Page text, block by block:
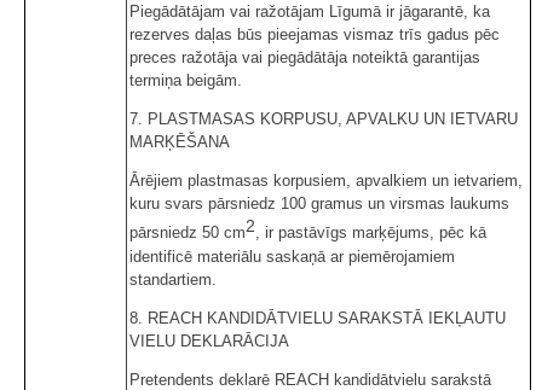
Piegādātājam vai ražotājam Līgumā ir jāgarantē, ka
rezerves daļas būs pieejamas vismaz trīs gadus pēc
preces ražotāja vai piegādātāja noteiktā garantijas
termiņa beigām.
7. PLASTMASAS KORPUSU, APVALKU UN IETVARU
MARĶĒŠANA
Ārējiem plastmasas korpusiem, apvalkiem un ietvariem,
kuru svars pārsniedz 100 gramus un virsmas laukums
pārsniedz 50 cm2, ir pastāvīgs marķējums, pēc kā
identificē materiālu saskaņā ar piemērojamiem
standartiem.
8. REACH KANDIDĀTVIELU SARAKSTĀ IEKĻAUTU
VIELU DEKLARĀCIJA
Pretendents deklarē REACH kandidātvielu sarakstā